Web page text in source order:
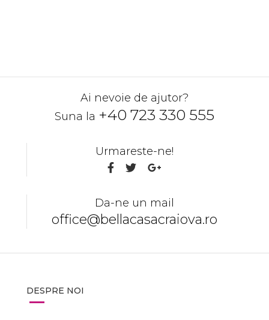
Ai nevoie de ajutor?
Suna la +40 723 330 555
Urmareste-ne!
Da-ne un mail
office@bellacasacraiova.ro
DESPRE NOI